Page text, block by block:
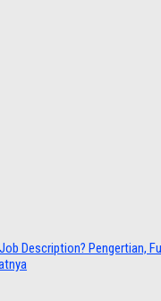
Description? Pengertian,